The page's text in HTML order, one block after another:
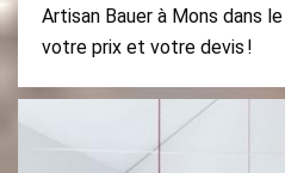
Artisan Bauer à Mons dans
votre prix et votre devis !